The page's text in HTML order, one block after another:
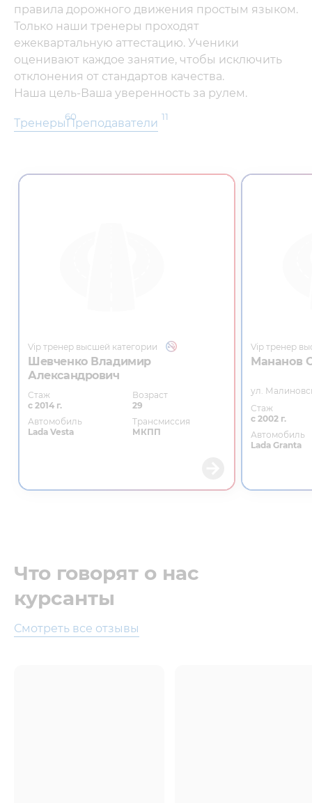
правила дорожного движения простым языком.
Только наши тренеры проходят
ежеквартальную аттестацию. Ученики
оценивают каждое занятие, чтобы исключить
отклонения от стандартов качества.
Наша цель-Ваша уверенность за рулем.
Тренеры60
Преподаватели 11
Vip тренер высшей категории
Шевченко Владимир
Александрович
Стаж
с 2014 г.
Возраст
29
Автомобиль
Lada Vesta
Трансмиссия
МКПП
Vip тренер
Мананов
ул.
Стаж
с 2002 г.
Автомобиль
Lada Granta
Что говорят о нас
курсанты
Смотреть все отзывы